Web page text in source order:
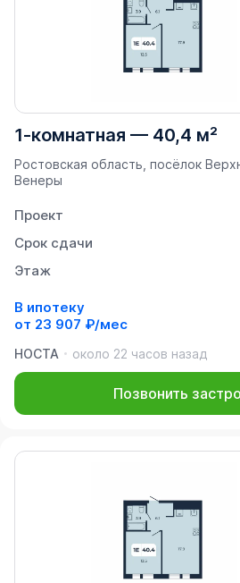
1-комнатная — 40,4 м²
Ростовская область, посёлок
Венеры
Проект
Срок сдачи
Этаж
В ипотеку
от 23 907 ₽/мес
НОСТА
около 22 часов назад
Позвонить